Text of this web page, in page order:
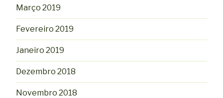
Março 2019
Fevereiro 2019
Janeiro 2019
Dezembro 2018
Novembro 2018